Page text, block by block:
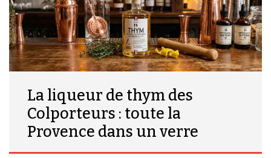
La liqueur de thym des
Colporteurs : toute la
Provence dans un verre